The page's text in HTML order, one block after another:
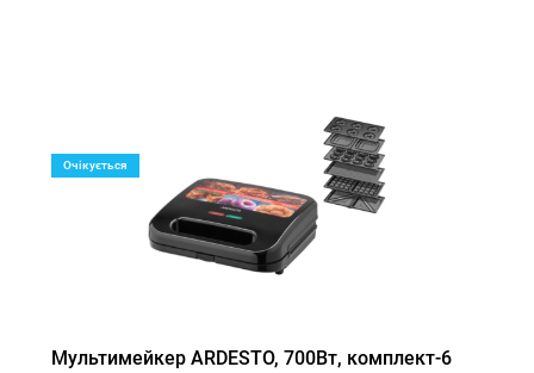
Очікується
Мультимейкер ARDESTO, 700Вт, комплект-6